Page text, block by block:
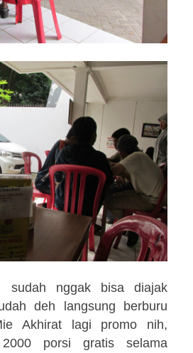
sudah nggak bisa diajak
deh langsung berburu
Akhirat lagi promo nih,
porsi gratis selama